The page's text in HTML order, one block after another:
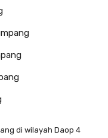
di wilayah Daop 4